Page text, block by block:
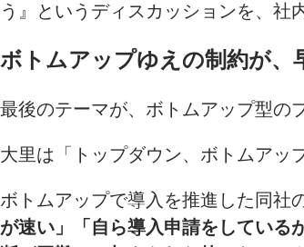
う』というディスカッションを、社
ボトムアップゆえの制約が、
最後のテーマが、ボトムアップ型の
大里は「トップダウン、ボトムアッ
ボトムアップで導入を推進した同社
が速い」「自ら導入申請をしている